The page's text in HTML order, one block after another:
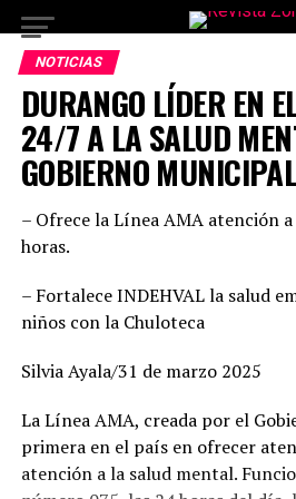
NOTICIAS
DURANGO LÍDER EN
24/7 A LA SALUD
GOBIERNO
– Ofrece la Línea AMA atención
horas.
– Fortalece INDEHVAL la salud
niños con la Chuloteca
Silvia Ayala/31 de marzo 2025
La Línea AMA, creada por el
primera en el país en ofrecer
atención a la salud mental.